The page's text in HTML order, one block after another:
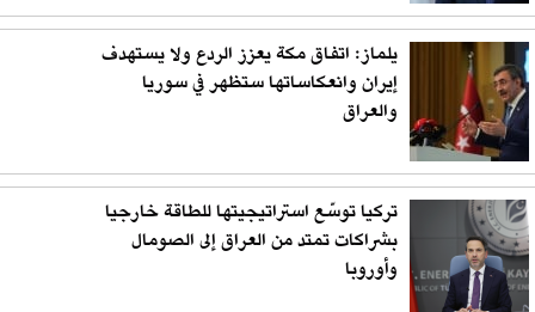
يلماز: اتفاق مكة يعزز الردع ولا يستهدف
إيران وانعكاساتها ستظهر في سوريا
والعراق
تركيا توسّع استراتيجيتها للطاقة خارجيا
بشراكات تمتد من العراق إلى الصومال
وأوروبا